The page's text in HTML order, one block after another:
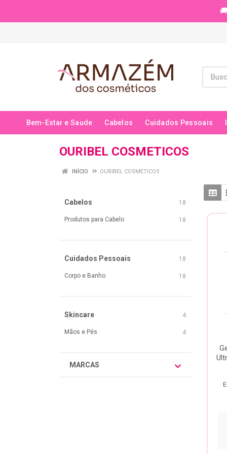
Bem-Estar e Saude Cabelos Cuidados Pessoais
OURIBEL COSMETICOS
INÍCIO OURIBEL COSMETICOS
Cabelos 18
Produtos para Cabelo 18
Cuidados Pessoais 18
Corpo e Banho 18
Skincare 4
Mãos e Pés 4
MARCAS